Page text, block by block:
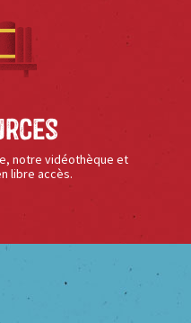
notre vidéothèque et
libre accès.